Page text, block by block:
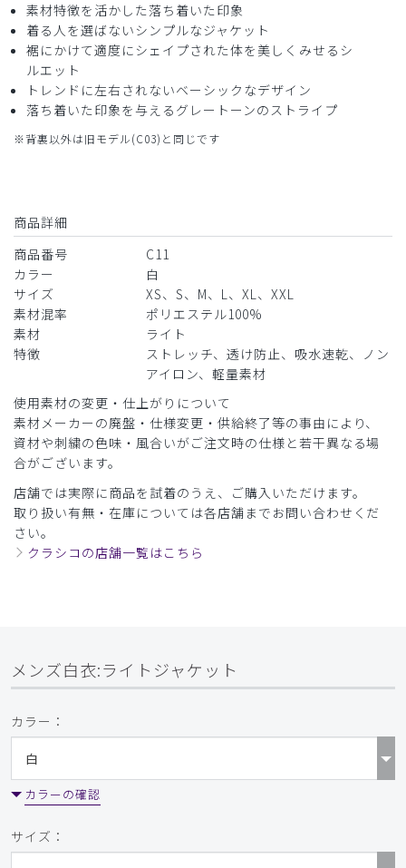
素材特徴を活かした落ち着いた印象
着る人を選ばないシンプルなジャケット
裾にかけて適度にシェイプされた体を美しくみせるシ
ルエット
トレンドに左右されないベーシックなデザイン
落ち着いた印象を与えるグレートーンのストライプ
※背裏以外は旧モデル(C03)と同じです
商品詳細
商品番号
C11
カラー
白
サイズ
XS、S、M、L、XL、XXL
素材混率
ポリエステル100%
素材
ライト
特徴
ストレッチ、透け防止、吸水速乾、ノン
アイロン、軽量素材
使用素材の変更・仕上がりについて
素材メーカーの廃盤・仕様変更・供給終了等の事由により、
資材や刺繍の色味・風合いがご注文時の仕様と若干異なる場
合がございます。
店舗では実際に商品を試着のうえ、ご購入いただけます。
取り扱い有無・在庫については各店舗までお問い合わせくだ
さい。
クラシコの店舗一覧はこちら
メンズ白衣:ライトジャケット
カラー：
カラーの確認
サイズ：